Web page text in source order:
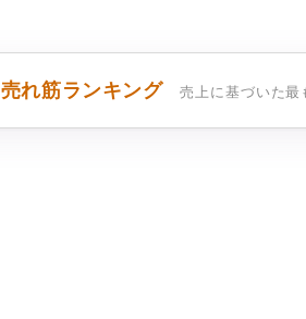
売れ筋ランキング 売上に基づいた最